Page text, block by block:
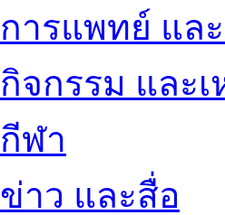
การแพทย์ แล
กิจกรรม และ
กีฬา
ข่าว และสื่อ